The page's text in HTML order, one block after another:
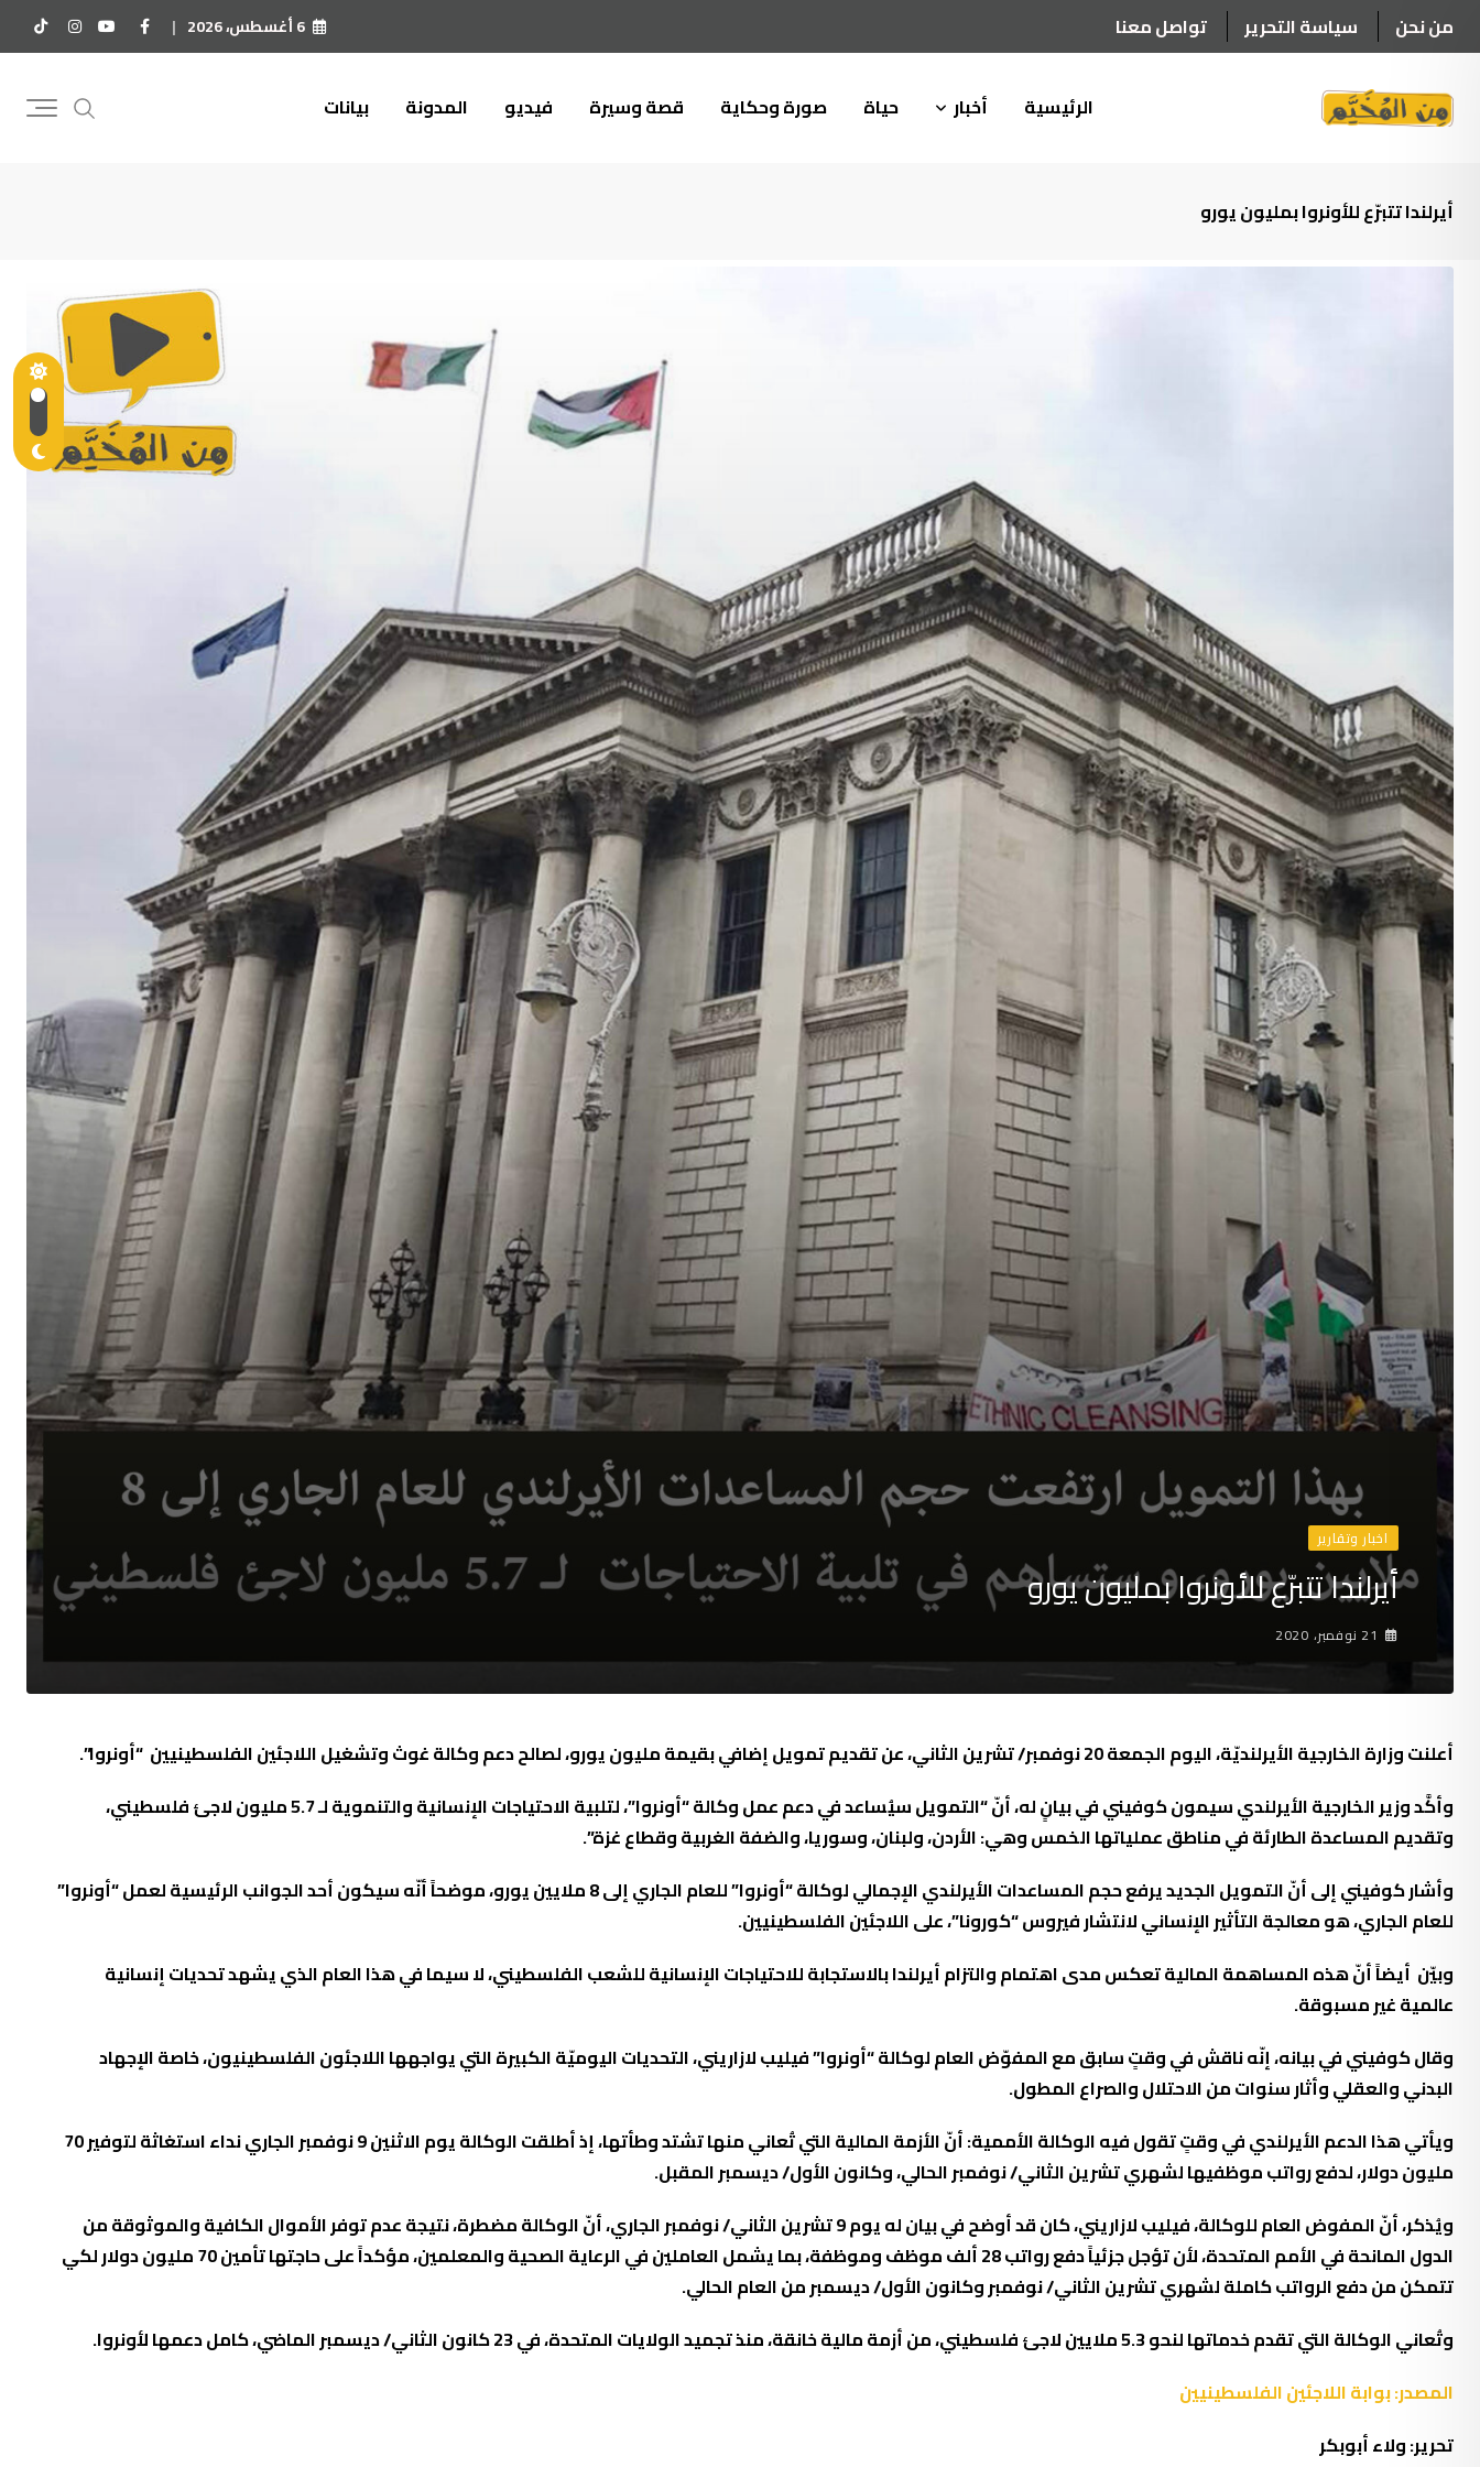
to
من نحن سياسة التحرير تواصل معنا 6 أغسطس، 2026
الرئيسية أخبار حياة صورة وحكاية قصة وسيرة فيديو المدونة بيانات
أيرلندا تتبرّع للأونروا بمليون يورو
اخبار وتقارير
أيرلندا تتبرّع للأونروا بمليون يورو
21 نوفمبر، 2020
أعلنت وزارة الخارجية الأيرلنديّة، اليوم الجمعة 20 نوفمبر/ تشرين الثاني، عن تقديم تمويل إضافي بقيمة مليون يورو، لصالح دعم وكالة غوث وتشغيل اللاجئين الفلسطينيين “أونروا”.
وأكَّد وزير الخارجية الأيرلندي سيمون كوفيني في بيانٍ له، أنّ “التمويل سيُساعد في دعم عمل وكالة “أونروا”، لتلبية الاحتياجات الإنسانية والتنموية لـ 5.7 مليون لاجئ فلسطيني،
وتقديم المساعدة الطارئة في مناطق عملياتها الخمس وهي: الأردن، ولبنان، وسوريا، والضفة الغربية وقطاع غزة”.
وأشار كوفيني إلى أنّ التمويل الجديد يرفع حجم المساعدات الأيرلندي الإجمالي لوكالة “أونروا” للعام الجاري إلى 8 ملايين يورو، موضحاً أنّه سيكون أحد الجوانب الرئيسية لعمل “أونروا”
للعام الجاري، هو معالجة التأثير الإنساني لانتشار فيروس “كورونا”، على اللاجئين الفلسطينيين.
وبيّن أيضاً أنّ هذه المساهمة المالية تعكس مدى اهتمام والتزام أيرلندا بالاستجابة للاحتياجات الإنسانية للشعب الفلسطيني، لا سيما في هذا العام الذي يشهد تحديات إنسانية
عالمية غير مسبوقة.
وقال كوفيني في بيانه، إنّه ناقش في وقتٍ سابق مع المفوّض العام لوكالة “أونروا” فيليب لازاريني، التحديات اليوميّة الكبيرة التي يواجهها اللاجئون الفلسطينيون، خاصة الإجهاد
البدني والعقلي وأثار سنوات من الاحتلال والصراع المطول.
ويأتي هذا الدعم الأيرلندي في وقتٍ تقول فيه الوكالة الأممية: أنّ الأزمة المالية التي تُعاني منها تشتد وطأتها، إذ أطلقت الوكالة يوم الاثنين 9 نوفمبر الجاري نداء استغاثة لتوفير 70
مليون دولار، لدفع رواتب موظفيها لشهري تشرين الثاني/ نوفمبر الحالي، وكانون الأول/ ديسمبر المقبل.
ويُذكر، أنّ المفوض العام للوكالة، فيليب لازاريني، كان قد أوضح في بيان له يوم 9 تشرين الثاني/ نوفمبر الجاري، أنّ الوكالة مضطرة، نتيجة عدم توفر الأموال الكافية والموثوقة من
الدول المانحة في الأمم المتحدة، لأن تؤجل جزئياً دفع رواتب 28 ألف موظف وموظفة، بما يشمل العاملين في الرعاية الصحية والمعلمين، مؤكداً على حاجتها تأمين 70 مليون دولار لكي
تتمكن من دفع الرواتب كاملة لشهري تشرين الثاني/ نوفمبر وكانون الأول/ ديسمبر من العام الحالي.
وتُعاني الوكالة التي تقدم خدماتها لنحو 5.3 ملايين لاجئ فلسطيني، من أزمة مالية خانقة، منذ تجميد الولايات المتحدة، في 23 كانون الثاني/ ديسمبر الماضي، كامل دعمها لأونروا.
المصدر: بوابة اللاجئين الفلسطينيين
تحرير: ولاء أبوبكر